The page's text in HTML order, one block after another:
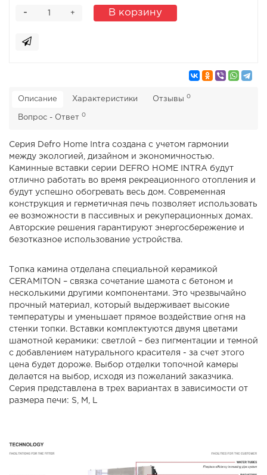
+
- В корзину
Описание Характеристики Отзывы 0
Вопрос - Ответ 0
Серия Defro Home Intra создана с учетом гармонии
между экологией, дизайном и экономичностью.
Каминные вставки серии DEFRO HOME INTRA будут
отлично работать во время рекреационного отопления и
будут успешно обогревать весь дом. Современная
конструкция и герметичная печь позволяет использовать
ее возможности в пассивных и рекуперационных домах.
Авторские решения гарантируют энергосбережение и
безотказное использование устройства.
Топка камина отделана специальной керамикой
CERAMITON – связка сочетание шамота с бетоном и
несколькими другими компонентами. Это чрезвычайно
прочный материал, который выдерживает высокие
температуры и уменьшает прямое воздействие огня на
стенки топки. Вставки комплектуются двумя цветами
шамотной керамики: светлой – без пигментации и темной
с добавлением натурального красителя - за счет этого
цена будет дороже. Выбор отделки топочной камеры
делается на выбор, исходя из пожеланий заказчика.
Серия представлена ​​в трех вариантах в зависимости от
размера печи: S, M, L